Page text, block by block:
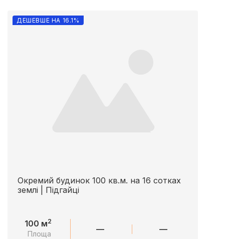
ДЕШЕВШЕ НА 16.1%
Окремий будинок 100 кв.м. на 16 сотках
землі | Підгайці
100 м2
Площа — —